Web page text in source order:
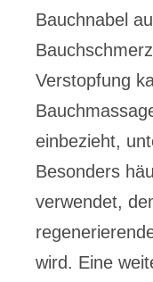
Bauchnabel
Verstopfung
einbezieht,
Besonders
verwendet,
wird. Eine